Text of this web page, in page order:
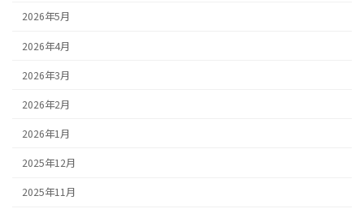
2026年5月
2026年4月
2026年3月
2026年2月
2026年1月
2025年12月
2025年11月